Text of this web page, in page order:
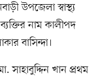
উপজেলা স্বাস্থ্য
নাম কালীপদ
বাসিন্দা।
খান প্রথম